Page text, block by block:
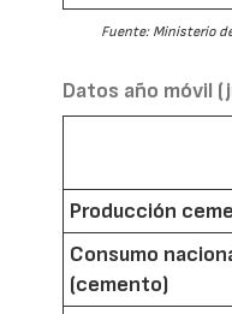
Fuente: Ministerio
Datos año móvil
Producción
Consumo
(cemento)